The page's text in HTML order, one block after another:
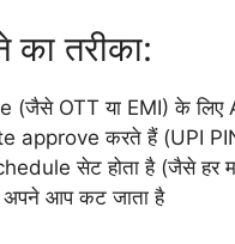
तरीका:
(जैसे OTT या EMI) के
approve करते हैं (UPI
सेट होता है (जैसे हर
अपने आप कट जाता है